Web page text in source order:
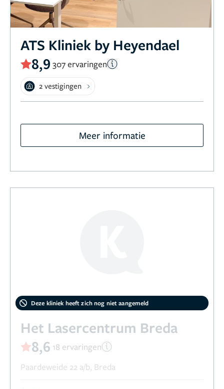
ATS Kliniek by Heyendael
8,9 307 ervaringen
2 vestigingen
Meer informatie
Deze kliniek heeft zich nog niet aangemeld
Het Lasercentrum Breda
8,6 18 ervaringen
Paardeweide 22 a/b, Breda